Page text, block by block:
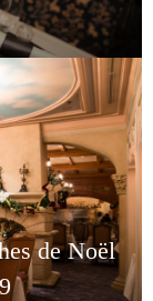
de Noël